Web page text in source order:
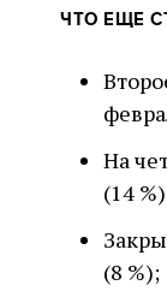
ЧТО ЕЩЕ
На
(14
(8 %);